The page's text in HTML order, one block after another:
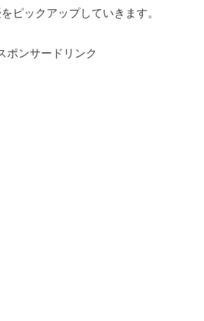
ピックアップしていきます。
ポンサードリンク